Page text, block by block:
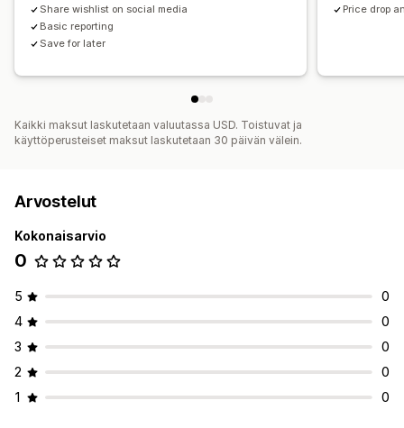
Share wishlist on social media
Basic reporting
Save for later
Price drop
Kaikki maksut laskutetaan valuutassa USD. Toistuvat ja
käyttöperusteiset maksut laskutetaan 30 päivän välein.
Arvostelut
Kokonaisarvio
0
5
0
4
0
3
0
2
0
1
0